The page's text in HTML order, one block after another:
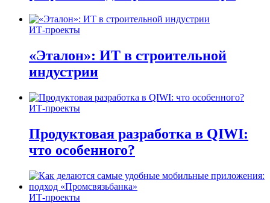
ИТ-проекты
«Эталон»: ИТ в строительной
индустрии
ИТ-проекты
Продуктовая разработка в QIWI:
что особенного?
ИТ-проекты